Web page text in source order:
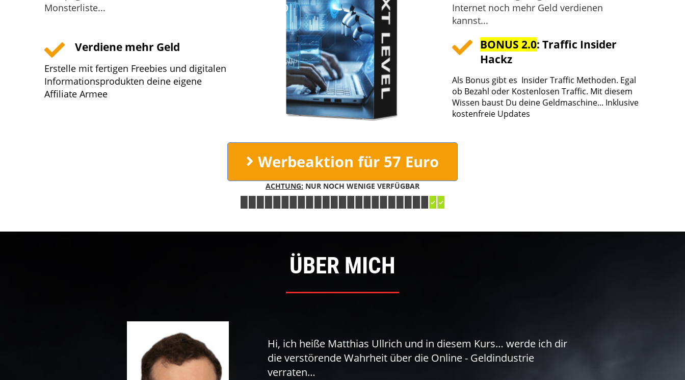
Monsterliste...
Verdiene mehr Geld
Erstelle mit fertigen Freebies und digitalen
Informationsprodukten deine eigene
Affiliate Armee
Internet noch mehr Geld verdienen
kannst...
BONUS 2.0: Traffic Insider
Hackz
Als Bonus gibt es Insider Traffic Methoden. Egal
ob Bezahl oder Kostenlosen Traffic. Mit diesem
Wissen baust Du deine Geldmaschine... Inklusive
kostenfreie Updates
Werbeaktion für 57 Euro
ACHTUNG: NUR NOCH WENIGE VERFÜGBAR
ÜBER MICH
Hi, ich heiße Matthias Ullrich und in diesem Kurs… werde ich dir
die verstörende Wahrheit über die Online - Geldindustrie
verraten…